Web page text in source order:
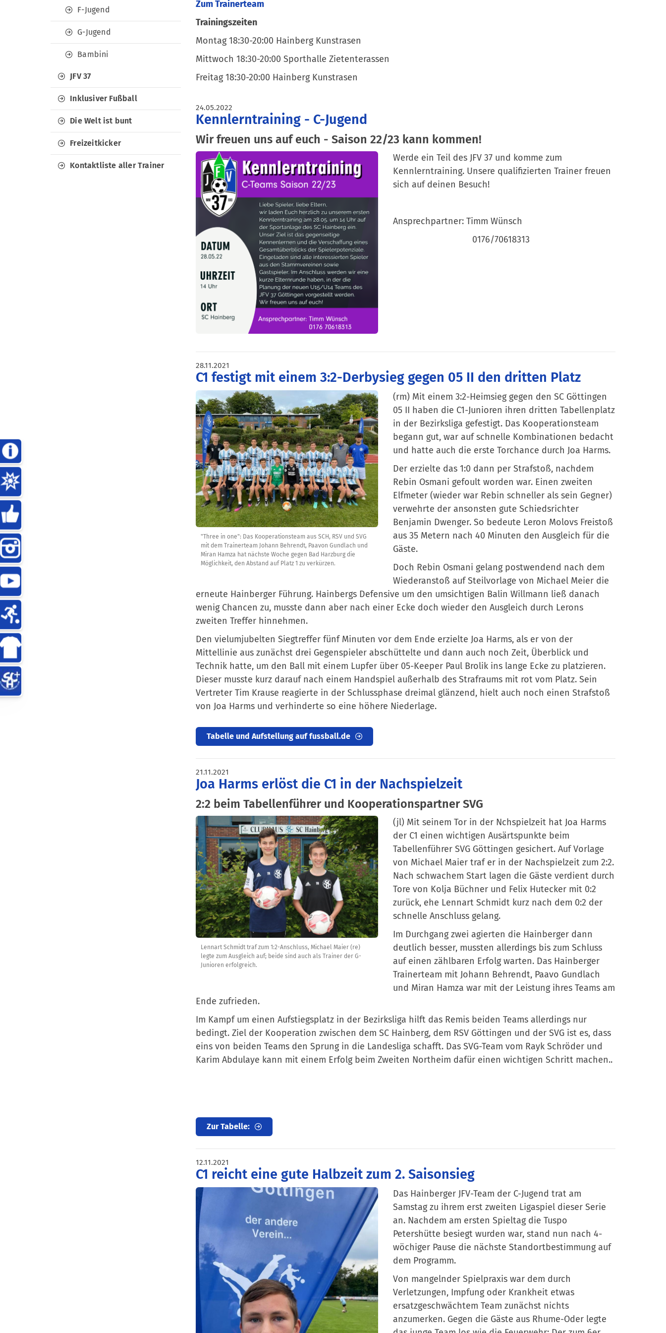
Zum Trainerteam
Trainingszeiten
Montag 18:30-20:00 Hainberg Kunstrasen
Mittwoch 18:30-20:00 Sporthalle Zietenterassen
Freitag 18:30-20:00 Hainberg Kunstrasen
24.05.2022
Kennlerntraining - C-Jugend
Wir freuen uns auf euch - Saison 22/23 kann kommen!
Werde ein Teil des JFV 37 und komme zum
Kennlerntraining. Unsere qualifizierten Trainer freuen
sich auf deinen Besuch!
Ansprechpartner: Timm Wünsch
0176/70618313
28.11.2021
C1 festigt mit einem 3:2-Derbysieg gegen 05 II den dritten Platz
"Three in one": Das Kooperationsteam aus SCH, RSV und SVG
mit dem Trainerteam Johann Behrendt, Paavon Gundlach und
Miran Hamza hat nächste Woche gegen Bad Harzburg die
Möglichkeit, den Abstand auf Platz 1 zu verkürzen.
(rm) Mit einem 3:2-Heimsieg gegen den SC Göttingen
05 II haben die C1-Junioren ihren dritten Tabellenplatz
in der Bezirksliga gefestigt. Das Kooperationsteam
begann gut, war auf schnelle Kombinationen bedacht
und hatte auch die erste Torchance durch Joa Harms.
Der erzielte das 1:0 dann per Strafstoß, nachdem
Rebin Osmani gefoult worden war. Einen zweiten
Elfmeter (wieder war Rebin schneller als sein Gegner)
verwehrte der ansonsten gute Schiedsrichter
Benjamin Dwenger. So bedeute Leron Molovs Freistoß
aus 35 Metern nach 40 Minuten den Ausgleich für die
Gäste.
Doch Rebin Osmani gelang postwendend nach dem
Wiederanstoß auf Steilvorlage von Michael Meier die
erneute Hainberger Führung. Hainbergs Defensive um den umsichtigen Balin Willmann ließ danach
wenig Chancen zu, musste dann aber nach einer Ecke doch wieder den Ausgleich durch Lerons
zweiten Treffer hinnehmen.
Den vielumjubelten Siegtreffer fünf Minuten vor dem Ende erzielte Joa Harms, als er von der
Mittellinie aus zunächst drei Gegenspieler abschüttelte und dann auch noch Zeit, Überblick und
Technik hatte, um den Ball mit einem Lupfer über 05-Keeper Paul Brolik ins lange Ecke zu platzieren.
Dieser musste kurz darauf nach einem Handspiel außerhalb des Strafraums mit rot vom Platz. Sein
Vertreter Tim Krause reagierte in der Schlussphase dreimal glänzend, hielt auch noch einen Strafstoß
von Joa Harms und verhinderte so eine höhere Niederlage.
Tabelle und Aufstellung auf fussball.de
21.11.2021
Joa Harms erlöst die C1 in der Nachspielzeit
2:2 beim Tabellenführer und Kooperationspartner SVG
Lennart Schmidt traf zum 1:2-Anschluss, Michael Maier (re)
legte zum Ausgleich auf; beide sind auch als Trainer der G-
Junioren erfolgreich.
(jl) Mit seinem Tor in der Nchspielzeit hat Joa Harms
der C1 einen wichtigen Ausärtspunkte beim
Tabellenführer SVG Göttingen gesichert. Auf Vorlage
von Michael Maier traf er in der Nachspielzeit zum 2:2.
Nach schwachem Start lagen die Gäste verdient durch
Tore von Kolja Büchner und Felix Hutecker mit 0:2
zurück, ehe Lennart Schmidt kurz nach dem 0:2 der
schnelle Anschluss gelang.
Im Durchgang zwei agierten die Hainberger dann
deutlich besser, mussten allerdings bis zum Schluss
auf einen zählbaren Erfolg warten. Das Hainberger
Trainerteam mit Johann Behrendt, Paavo Gundlach
und Miran Hamza war mit der Leistung ihres Teams am
Ende zufrieden.
Im Kampf um einen Aufstiegsplatz in der Bezirksliga hilft das Remis beiden Teams allerdings nur
bedingt. Ziel der Kooperation zwischen dem SC Hainberg, dem RSV Göttingen und der SVG ist es, dass
eins von beiden Teams den Sprung in die Landesliga schafft. Das SVG-Team vom Rayk Schröder und
Karim Abdulaye kann mit einem Erfolg beim Zweiten Northeim dafür einen wichtigen Schritt machen..
Zur Tabelle:
12.11.2021
C1 reicht eine gute Halbzeit zum 2. Saisonsieg
Das Hainberger JFV-Team der C-Jugend trat am
Samstag zu ihrem erst zweiten Ligaspiel dieser Serie
an. Nachdem am ersten Spieltag die Tuspo
Petershütte besiegt wurden war, stand nun nach 4-
wöchiger Pause die nächste Standortbestimmung auf
dem Programm.
Von mangelnder Spielpraxis war dem durch
Verletzungen, Impfung oder Krankheit etwas
ersatzgeschwächtem Team zunächst nichts
anzumerken. Gegen die Gäste aus Rhume-Oder legte
F-Jugend
G-Jugend
Bambini
JFV 37
Inklusiver Fußball
Die Welt ist bunt
Freizeitkicker
Kontaktliste aller Trainer